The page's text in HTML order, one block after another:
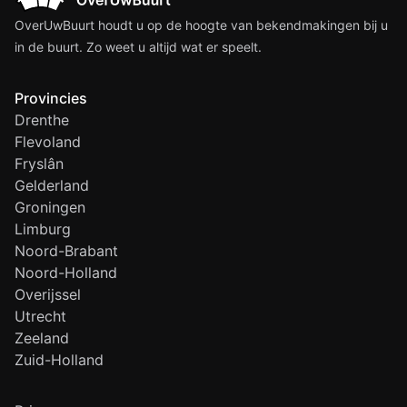
OverUwBuurt houdt u op de hoogte van bekendmakingen bij u
in de buurt. Zo weet u altijd wat er speelt.
Provincies
Drenthe
Flevoland
Fryslân
Gelderland
Groningen
Limburg
Noord-Brabant
Noord-Holland
Overijssel
Utrecht
Zeeland
Zuid-Holland